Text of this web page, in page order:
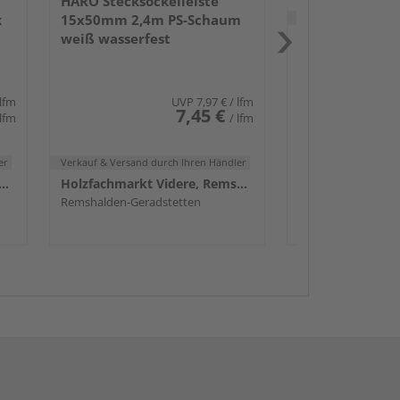
Holzfachmarkt Videre, Remshalden
15x50mm 2,4m PS-Schaum
weiß wasserfest
UVP 7,97 €/ lfm
7,45 € / lfm
Verkauf & Versand durch Ihren Händler
Holzfachmarkt Videre, Remshalden
Remshalden-Geradstetten